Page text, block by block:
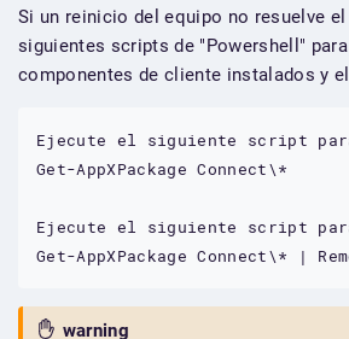
Si un reinicio del equipo no resuelve
siguientes scripts de "Powershell"
componentes de cliente instalados y
Ejecute el siguiente script
Get-AppXPackage Connect\*
Ejecute el siguiente script
Get-AppXPackage Connect\* |
warning